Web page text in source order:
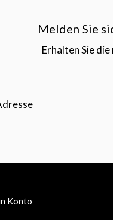
Melden Sie
Erhalten Sie
Konto